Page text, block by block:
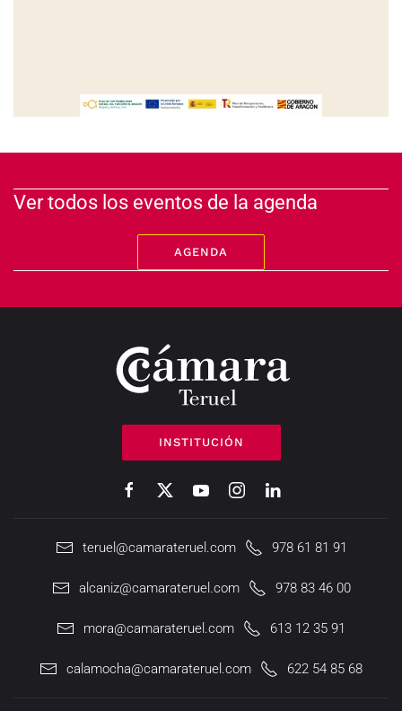
Ver todos los eventos de la agenda
AGENDA
INSTITUCIÓN
teruel@camarateruel.com 978 61 81 91
alcaniz@camarateruel.com 978 83 46 00
mora@camarateruel.com 613 12 35 91
calamocha@camarateruel.com 622 54 85 68